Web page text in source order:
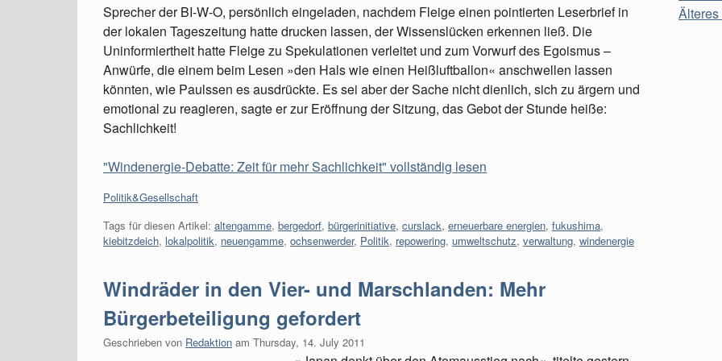
Sprecher der BI-W-O, persönlich eingeladen, nachdem Fleige einen pointierten Leserbrief in
der lokalen Tageszeitung hatte drucken lassen, der Wissenslücken erkennen ließ. Die
Uninformiertheit hatte Fleige zu Spekulationen verleitet und zum Vorwurf des Egoismus –
Anwürfe, die einem beim Lesen »den Hals wie einen Heißluftballon« anschwellen lassen
könnten, wie Paulssen es ausdrückte. Es sei aber der Sache nicht dienlich, sich zu ärgern und
emotional zu reagieren, sagte er zur Eröffnung der Sitzung, das Gebot der Stunde heiße:
Sachlichkeit!
"Windenergie-Debatte: Zeit für mehr Sachlichkeit" vollständig lesen
Kategorien:
Politik&Gesellschaft
Tags für diesen Artikel: altengamme, bergedorf, bürgerinitiative, curslack, erneuerbare energien, fukushima,
kiebitzdeich, lokalpolitik, neuengamme, ochsenwerder, Politik, repowering, umweltschutz, verwaltung, windenergie
Windräder in den Vier- und Marschlanden: Mehr
Bürgerbeteiligung gefordert
Geschrieben von Redaktion am Thursday, 14. July 2011
Älteres